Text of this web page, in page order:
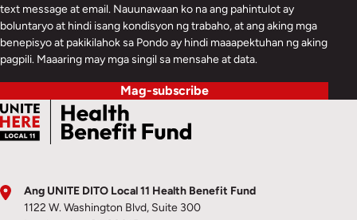
text message at email. Nauunawaan ko na ang pahintulot ay
boluntaryo at hindi isang kondisyon ng trabaho, at ang aking mga
benepisyo at pakikilahok sa Pondo ay hindi maaapektuhan ng aking
pagpili. Maaaring may mga singil sa mensahe at data.
Mag-subscribe
Ang UNITE DITO Local 11 Health Benefit Fund
1122 W. Washington Blvd, Suite 300